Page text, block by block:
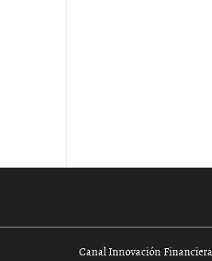
Canal Innovación Financiera